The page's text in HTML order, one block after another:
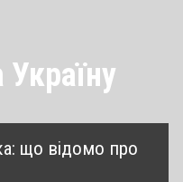
Україну
що відомо про